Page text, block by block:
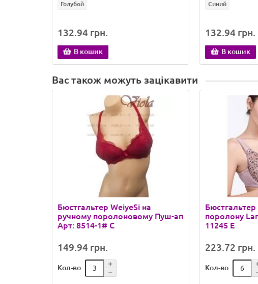
Голубой
132.94 грн.
В кошик
Синий
132.94 грн.
В кошик
Вас також можуть зацікавити
Бюстгальтер WeiyeSi на
ручному поролоновому Пуш-ап
Арт: 8514-1# С
149.94 грн.
Кол-во
поролону
11245 E
223.72 грн.
Кол-во